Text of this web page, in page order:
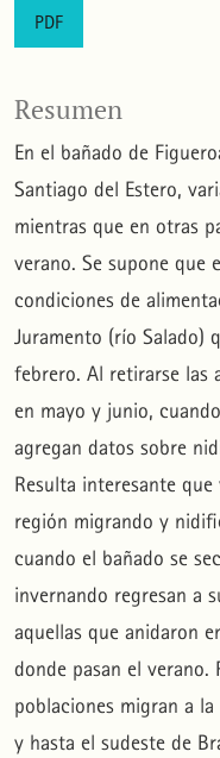
PDF
Resumen
En el bañado de
Santiago del Estero,
mientras que en otras
verano. Se supone que
condiciones de
Juramento (río Salado)
febrero. Al retirarse las
en mayo y junio,
agregan datos sobre
Resulta interesante
región migrando y
cuando el bañado se
invernando regresan a
aquellas que anidaron
donde pasan el verano.
poblaciones migran a
y hasta el sudeste de